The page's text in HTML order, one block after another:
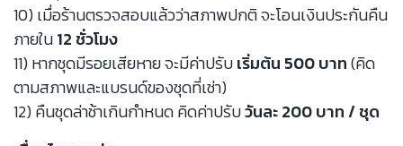
10) เมื่อร้านตรวจสอบแล้วว่าสภาพปกติ จะโอนเงินประกันคืน
ภายใน12 ชั่วโมง
11) หากชุดมีรอยเสียหาย จะมีค่าปรับเริ่มต้น 500 บาท(คิด
ตามสภาพและแบรนด์ของชุดที่เช่า)
12) คืนชุดล่าช้าเกินกำหนด คิดค่าปรับวันละ 200 บาท / ชุด